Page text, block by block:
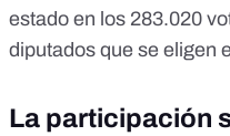
estado en los 283.020
diputados que se eligen
La participación